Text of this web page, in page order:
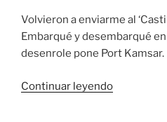
Segundo
Embarque»
Volvieron a enviarme al
Embarqué y desembarqué
desenrole pone Port Kamsar.
Continuar leyendo«Capítulo